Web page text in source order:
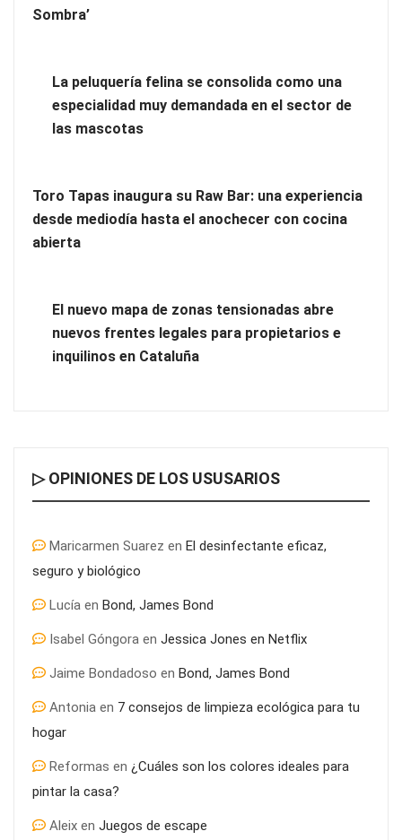
Poda de árboles de hoja caduca y perenne: técnicas, tiempos
y criterios para un desarrollo saludable
¿Por qué es importante el mantenimiento informático en
Sombra’
La peluquería felina se consolida como una
especialidad muy demandada en el sector de
las mascotas
Toro Tapas inaugura su Raw Bar: una experiencia
desde mediodía hasta el anochecer con cocina
abierta
El nuevo mapa de zonas tensionadas abre
nuevos frentes legales para propietarios e
inquilinos en Cataluña
▷ OPINIONES DE LOS USUSARIOS
Maricarmen Suarez en El desinfectante eficaz,
seguro y biológico
Lucía en Bond, James Bond
Isabel Góngora en Jessica Jones en Netflix
Jaime Bondadoso en Bond, James Bond
Antonia en 7 consejos de limpieza ecológica para tu
hogar
Reformas en ¿Cuáles son los colores ideales para
pintar la casa?
Aleix en Juegos de escape